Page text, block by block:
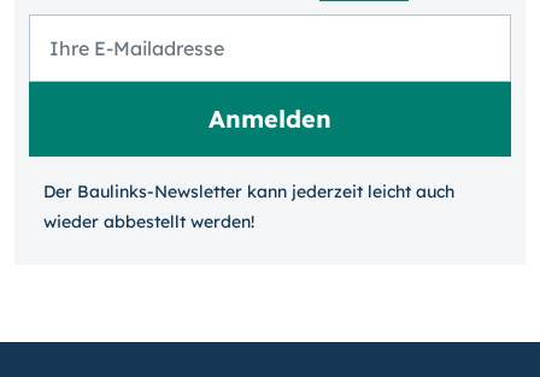
Der Baulinks-Newsletter kann jeder­zeit leicht auch
wieder ab­bestellt werden!